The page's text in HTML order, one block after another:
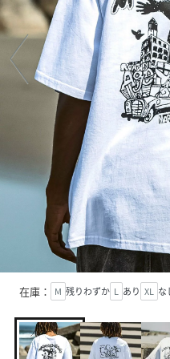
在庫： M 残りわずか L あり XL な